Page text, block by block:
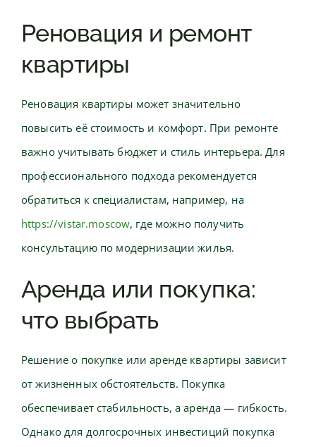
Реновация и ремонт
квартиры
Реновация квартиры может значительно
повысить её стоимость и комфорт. При ремонте
важно учитывать бюджет и стиль интерьера. Для
профессионального подхода рекомендуется
обратиться к специалистам, например, на
https://vistar.moscow, где можно получить
консультацию по модернизации жилья.
Аренда или покупка:
что выбрать
Решение о покупке или аренде квартиры зависит
от жизненных обстоятельств. Покупка
обеспечивает стабильность, а аренда — гибкость.
Однако для долгосрочных инвестиций покупка